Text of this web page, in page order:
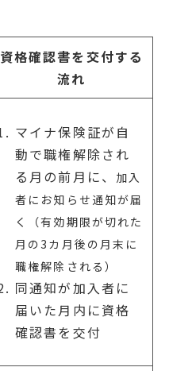
資格確認書を交付する
流れ
マイナ保険証が自
動で職権解除され
る月の前月に、
加入
者にお知らせ通知が届
く（有効期限が切れた
月の3カ月後の月末に
職権解除される）
同通知が加入者に
届いた月内に資格
確認書を交付